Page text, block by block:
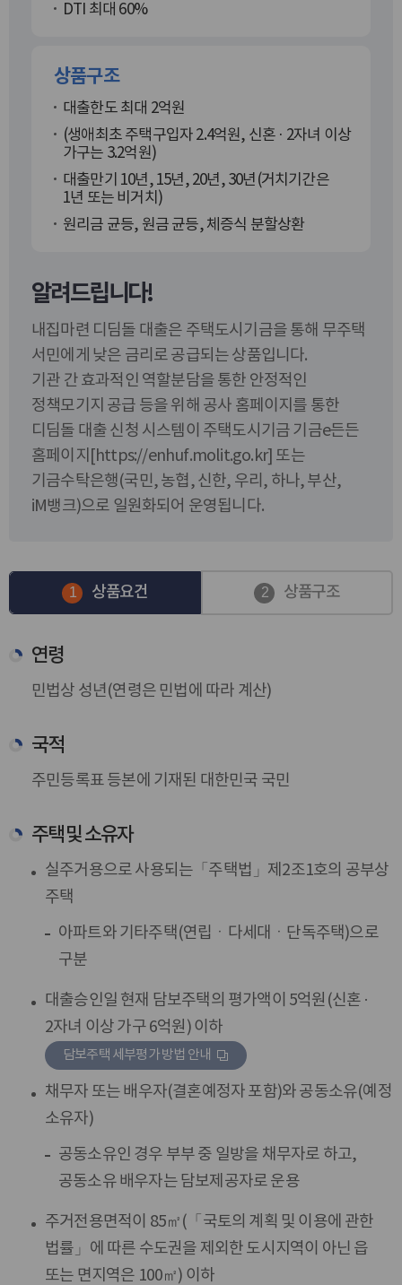
DTI 최대 60%
상품구조
대출한도 최대 2억원
(생애최초 주택구입자 2.4억원, 신혼 · 2자녀 이상
가구는 3.2억원)
대출만기 10년, 15년, 20년, 30년(거치기간은
1년 또는 비거치)
원리금 균등, 원금 균등, 체증식 분할상환
알려드립니다!
내집마련 디딤돌 대출은 주택도시기금을 통해 무주택
서민에게 낮은 금리로 공급되는 상품입니다.
기관 간 효과적인 역할분담을 통한 안정적인
정책모기지 공급 등을 위해 공사 홈페이지를 통한
디딤돌 대출 신청 시스템이 주택도시기금 기금e든든
홈페이지 [https://enhuf.molit.go.kr] 또는
기금수탁은행(국민, 농협, 신한, 우리, 하나, 부산,
iM뱅크)으로 일원화되어 운영됩니다.
상품요건 상품구조
상품요건
연령
민법상 성년(연령은 민법에 따라 계산)
국적
주민등록표 등본에 기재된 대한민국 국민
주택 및 소유자
실주거용으로 사용되는「주택법」제2조1호의 공부상
주택
아파트와 기타주택(연립ㆍ다세대ㆍ단독주택)으로
구분
대출승인일 현재 담보주택의 평가액이 5억원(신혼 ·
2자녀 이상 가구 6억원) 이하
담보주택 세부평가 방법 안내
채무자 또는 배우자(결혼예정자 포함)와 공동소유(예정
소유자)
공동소유인 경우 부부 중 일방을 채무자로 하고,
공동소유 배우자는 담보제공자로 운용
주거전용면적이 85㎡(「국토의 계획 및 이용에 관한
법률」에 따른 수도권을 제외한 도시지역이 아닌 읍
또는 면지역은 100㎡) 이하